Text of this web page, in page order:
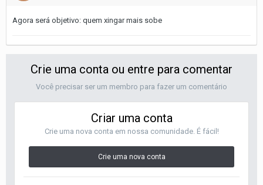
Agora será objetivo: quem xingar mais sobe
Crie uma conta ou entre para comentar
Você precisar ser um membro para fazer um comentário
Criar uma conta
Crie uma nova conta em nossa comunidade. É fácil!
Crie uma nova conta